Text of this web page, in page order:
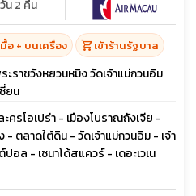
น 2 คืน
อ + บนเครื่อง shopping_cartเข้าร้านรัฐบาล
ราชวังหยวนหมิง วัดเจ้าแม่กวนอิม
ยน
ครโอเปร่า - เมืองโบราณถังเจีย -
ตลาดใต้ดิน - วัดเจ้าแม่กวนอิม - เจ้า
อล - เซนาโด้สแควร์ - เดอะเวเน